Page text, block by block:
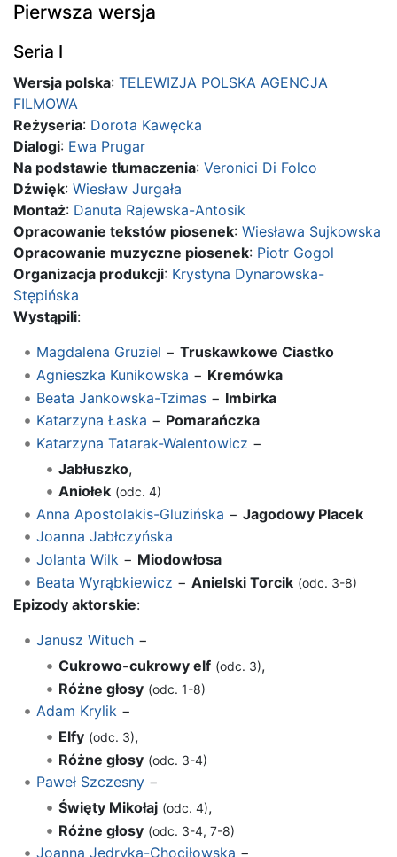
Pierwsza wersja
Seria I
Wersja polska: TELEWIZJA POLSKA AGENCJA
FILMOWA
Reżyseria: Dorota Kawęcka
Dialogi: Ewa Prugar
Na podstawie tłumaczenia: Veronici Di Folco
Dźwięk: Wiesław Jurgała
Montaż: Danuta Rajewska-Antosik
Opracowanie tekstów piosenek: Wiesława Sujkowska
Opracowanie muzyczne piosenek: Piotr Gogol
Organizacja produkcji: Krystyna Dynarowska-
Stępińska
Wystąpili:
Magdalena Gruziel − Truskawkowe Ciastko
Agnieszka Kunikowska − Kremówka
Beata Jankowska-Tzimas− Imbirka
Katarzyna Łaska − Pomarańczka
Katarzyna Tatarak-Walentowicz −
Jabłuszko,
Aniołek (odc. 4)
Anna Apostolakis-Gluzińska − Jagodowy Placek
Joanna Jabłczyńska
Jolanta Wilk− Miodowłosa
Beata Wyrąbkiewicz − Anielski Torcik (odc. 3-8)
Epizody aktorskie:
Janusz Wituch−
Cukrowo-cukrowy elf (odc. 3),
Różne głosy (odc. 1-8)
Adam Krylik−
Elfy (odc. 3),
Różne głosy (odc. 3-4)
Paweł Szczesny−
Święty Mikołaj (odc. 4),
Różne głosy (odc. 3-4, 7-8)
Joanna Jędryka-Chociłowska −